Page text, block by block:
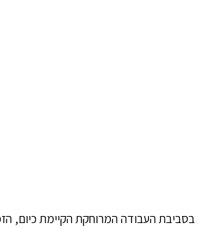
בסביבת העבודה המרוחקת הקיימת כיום,